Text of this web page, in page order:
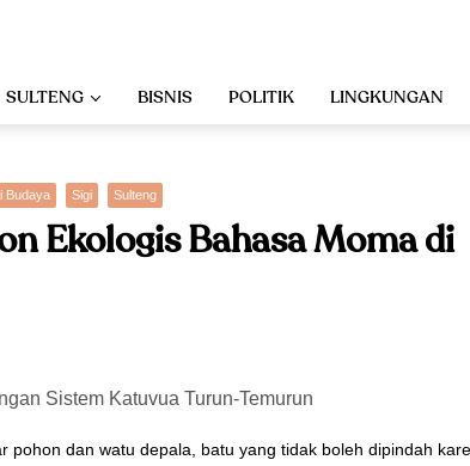
SULTENG BISNIS POLITIK LINGKUNGAN
Budaya Sigi Sulteng
Ekologis Bahasa Moma di
Sistem Katuvua Turun-Temurun